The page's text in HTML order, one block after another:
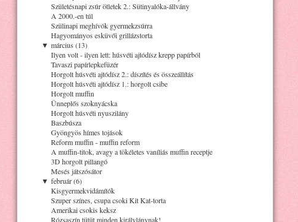
Születésnapi zsúr ötletek 2.: Sütinyalóka-állvány
A 2000.-en túl
Szülinapi meghívók gyermekzsúrra
Hagyományos esküvői grillázstorta
▼ március (13)
Ilyen volt - ilyen lett: húsvéti ajtódísz krepp papírból
Tavaszi papírlepkefüzér
Horgolt húsvéti ajtódísz 2.: díszítés és összeállítás
Horgolt húsvéti ajtódísz 1.: horgolt csibe
Horgolt muffin
Ünneplős szoknyácska
Horgolt húsvéti nyuszilány
Baszbúsza
Gyöngyös hímes tojások
Reform muffin - muffin reform
A muffin-titok, avagy a tökéletes vaníliás muffin receptje
3D horgolt pillangó
Mesés játszósátor
▼ február (6)
Kisgyermekvidámítók
Szuper színes, csupa csoki Kit Kat-torta
Amerikai csokis keksz
Rózsaszín tütüt minden királylánynak!